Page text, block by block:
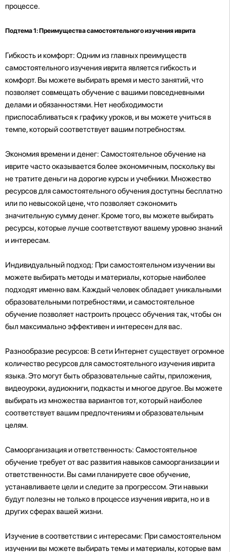
процессе.
Подтема 1: Преимущества самостоятельного изучения иврита
Гибкость и комфорт: Одним из главных преимуществ
самостоятельного изучения иврита является гибкость и
комфорт. Вы можете выбирать время и место занятий, что
позволяет совмещать обучение с вашими повседневными
делами и обязанностями. Нет необходимости
приспосабливаться к графику уроков, и вы можете учиться в
темпе, который соответствует вашим потребностям.
Экономия времени и денег: Самостоятельное обучение на
иврите часто оказывается более экономичным, поскольку вы
не тратите деньги на дорогие курсы и учебники. Множество
ресурсов для самостоятельного обучения доступны бесплатно
или по невысокой цене, что позволяет сэкономить
значительную сумму денег. Кроме того, вы можете выбирать
ресурсы, которые лучше соответствуют вашему уровню знаний
и интересам.
Индивидуальный подход: При самостоятельном изучении вы
можете выбирать методы и материалы, которые наиболее
подходят именно вам. Каждый человек обладает уникальными
образовательными потребностями, и самостоятельное
обучение позволяет настроить процесс обучения так, чтобы он
был максимально эффективен и интересен для вас.
Разнообразие ресурсов: В сети Интернет существует огромное
количество ресурсов для самостоятельного изучения иврита
языка. Это могут быть образовательные сайты, приложения,
видеоуроки, аудиокниги, подкасты и многое другое. Вы можете
выбирать из множества вариантов тот, который наиболее
соответствует вашим предпочтениям и образовательным
целям.
Самоорганизация и ответственность: Самостоятельное
обучение требует от вас развития навыков самоорганизации и
ответственности. Вы сами планируете свое обучение,
устанавливаете цели и следите за прогрессом. Эти навыки
будут полезны не только в процессе изучения иврита, но и в
других сферах вашей жизни.
Изучение в соответствии с интересами: При самостоятельном
изучении вы можете выбирать темы и материалы, которые вам